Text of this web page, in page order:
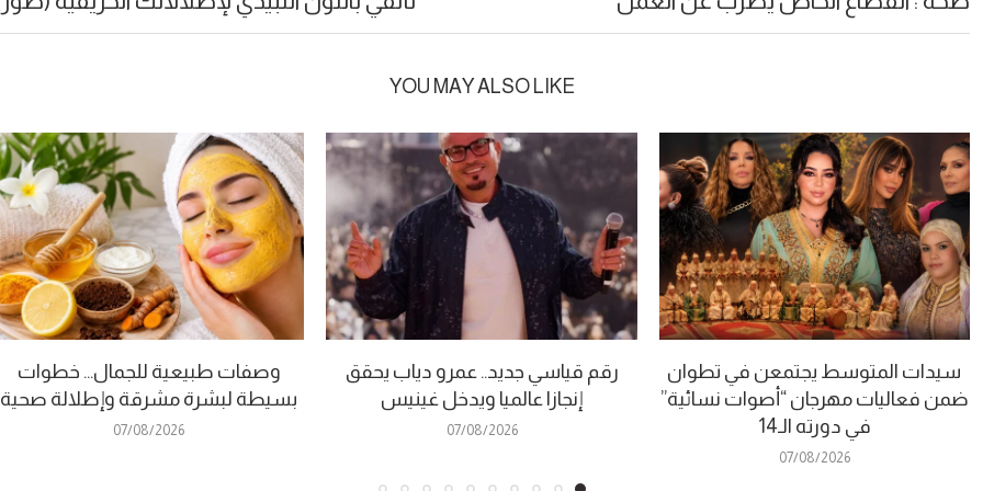
YOU MAY ALSO LIKE
سيدات المتوسط يجتمعن في تطوان
ضمن فعاليات مهرجان “أصوات نسائية”
في دورته الـ14
07/08/2026
رقم قياسي جديد.. عمرو دياب يحقق
إنجازا عالميا ويدخل غينيس
07/08/2026
وصفات طبيعية للجمال… خطوات
بسيطة لبشرة مشرقة وإطلالة صحية
07/08/2026